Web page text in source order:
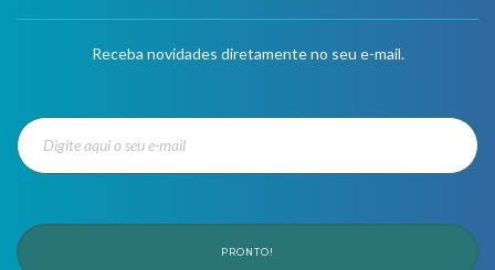
Receba novidades diretamente no seu e-mail.
PRONTO!